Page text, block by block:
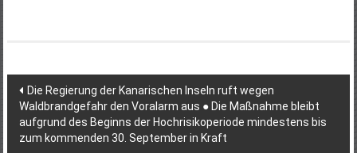
Beitragsnavigation
Die Regierung der Kanarischen Inseln ruft wegen
Waldbrandgefahr den Voralarm aus ●​ Die Maßnahme bleibt
aufgrund des Beginns der Hochrisikoperiode mindestens bis
zum kommenden 30. September in Kraft